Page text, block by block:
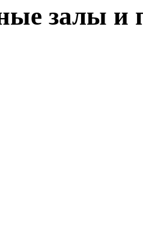
залы и